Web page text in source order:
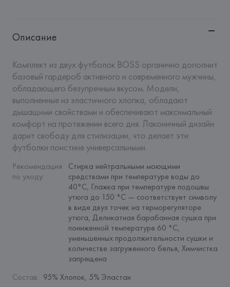
Описание
Комплект из двух футболок BOSS органично дополнит
базовый гардероб активного и современного мужчины,
обладающего безупречным вкусом. Модели,
выполненные из эластичного хлопка, обладают
дышащими свойствами и обеспечивают максимальный
комфорт на протяжении всего дня. Лаконичный дизайн
дарит свободу для стилизации, что делает эти
футболки поистине универсальными.
Рекомендация
по уходу:
Cтирка нейтральными моющими
средствами при температуре воды до
40°С, Глажка при температуре подошвы
утюга до 150 °C — соответствует символу
в виде двух точек на терморегуляторе
утюга, Деликатная барабанная сушка при
пониженной температуре 60 °C,
уменьшенных продолжительности сушки и
количестве загруженного белья, Химчистка
запрещена
Состав: 95% Хлопок, 5% Эластан